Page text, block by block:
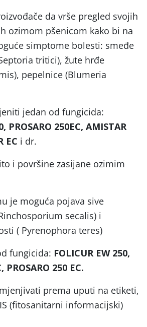
da vrše pregled svojih
ozimom pšenicom kako bi na
simptome bolesti: smeđe
tritici), žute hrđe
pepelnice (Blumeria
jedan od fungicida:
PROSARO 250EC, AMISTAR
EC i dr.
i površine zasijane ozimim
je moguća pojava sive
secalis) i
( Pyrenophora teres)
fungicida: FOLICUR EW 250,
PROSARO 250 EC.
prema uputi na etiketi,
(fitosanitarni informacijski)